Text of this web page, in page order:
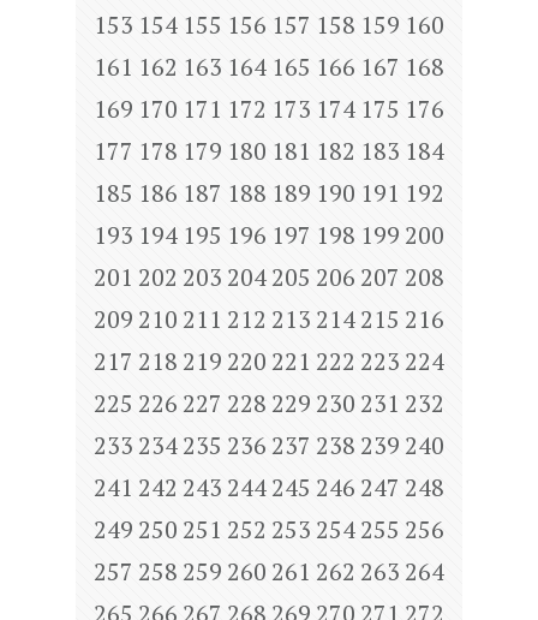
153 154 155 156 157 158 159 160
161 162 163 164 165 166 167 168
169 170 171 172 173 174 175 176
177 178 179 180 181 182 183 184
185 186 187 188 189 190 191 192
193 194 195 196 197 198 199 200
201 202 203 204205 206 207 208
209 210 211 212 213 214215 216
217 218 219 220 221 222 223 224
225 226 227 228 229 230 231 232
233 234235 236 237 238 239 240
241 242 243 244245 246 247 248
249 250 251 252 253 254255 256
257 258 259 260 261 262 263 264
265 266 267 268 269 270 271 272